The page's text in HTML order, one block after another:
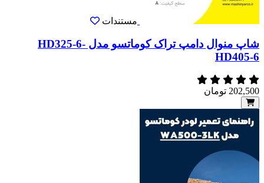
مستندات
شاپ منوال دامپ تراک کوماتسو مدل HD325-6-
HD405-6
202,500 تومان